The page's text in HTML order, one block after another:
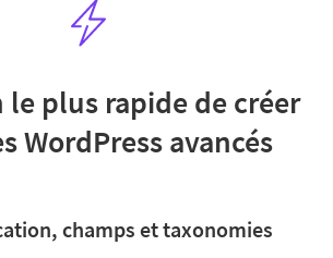
le plus rapide de créer
WordPress avancés
champs et taxonomies